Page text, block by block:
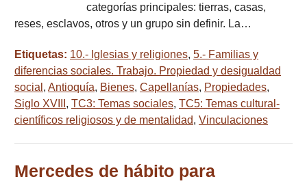
categorías principales: tierras, casas,
reses, esclavos, otros y un grupo sin definir. La…
Etiquetas: 10.- Iglesias y religiones, 5.- Familias y
diferencias sociales. Trabajo. Propiedad y desigualdad
social , Antioquía, Bienes, Capellanías, Propiedades,
Siglo XVIII , TC3: Temas sociales, TC5: Temas cultural-
científicos religiosos y de mentalidad, Vinculaciones
Mercedes de hábito para